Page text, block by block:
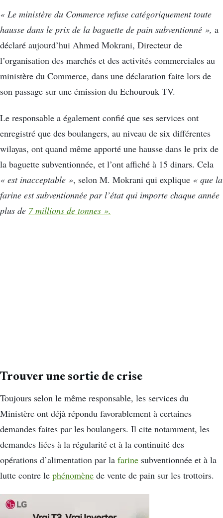
« Le ministère du Commerce refuse catégoriquement toute
hausse dans le prix de la baguette de pain subventionné », a
déclaré aujourd’hui Ahmed Mokrani, Directeur de
l’organisation des marchés et des activités commerciales au
ministère du Commerce, dans une déclaration faite lors de
son passage sur une émission du Echourouk TV.
Le responsable a également confié que ses services ont
enregistré que des boulangers, au niveau de six différentes
wilayas, ont quand même apporté une hausse dans le prix de
la baguette subventionnée, et l’ont affiché à 15 dinars. Cela
« est inacceptable », selon M. Mokrani qui explique « que la
farine est subventionnée par l’état qui importe chaque année
plus de 7 millions de tonnes ».
Trouver une sortie de crise
Toujours selon le même responsable, les services du
Ministère ont déjà répondu favorablement à certaines
demandes faites par les boulangers. Il cite notamment, les
demandes liées à la régularité et à la continuité des
opérations d’alimentation par la farine subventionnée et à la
lutte contre le phénomène de vente de pain sur les trottoirs.